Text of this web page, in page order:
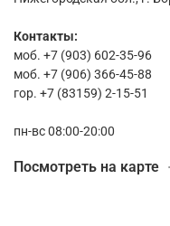
Контакты:
моб. +7 (903) 602-35-96
моб. +7 (906) 366-45-88
гор. +7 (83159) 2-15-51
пн-вс 08:00-20:00
Посмотреть на карте